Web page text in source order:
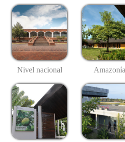
Nivel nacional Amazonía